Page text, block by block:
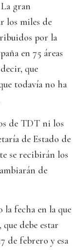
gran
los miles de
por la
en 75 áreas
que
todavía no ha
de TDT ni los
de Estado de
se recibirán los
de
la fecha en la que
debe estar
de febrero y esa